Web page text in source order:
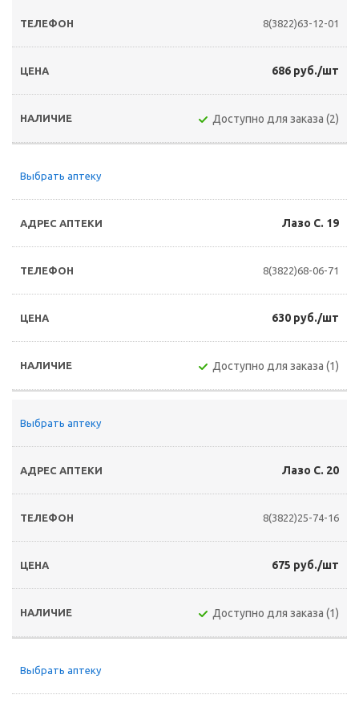
8(3822)63-12-01
686 руб./шт
Доступно для заказа (2)
Выбрать аптеку
Лазо С. 19
8(3822)68-06-71
630 руб./шт
Доступно для заказа (1)
Выбрать аптеку
Лазо С. 20
8(3822)25-74-16
675 руб./шт
Доступно для заказа (1)
Выбрать аптеку